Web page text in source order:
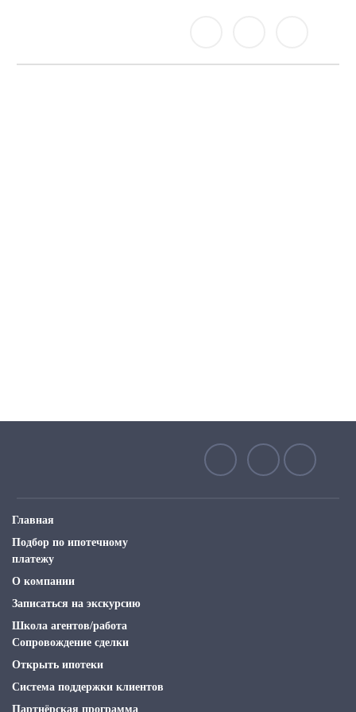
Главная
Подбор по ипотечному
платежу
О компании
Записаться на экскурсию
Школа агентов/работа
Сопровождение сделки
Открыть ипотеки
Система поддержки клиентов
Партнёрская программа